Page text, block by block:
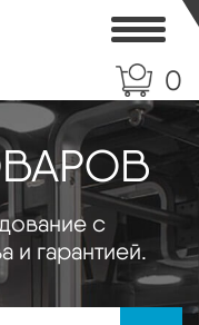
0
с
и гарантией.